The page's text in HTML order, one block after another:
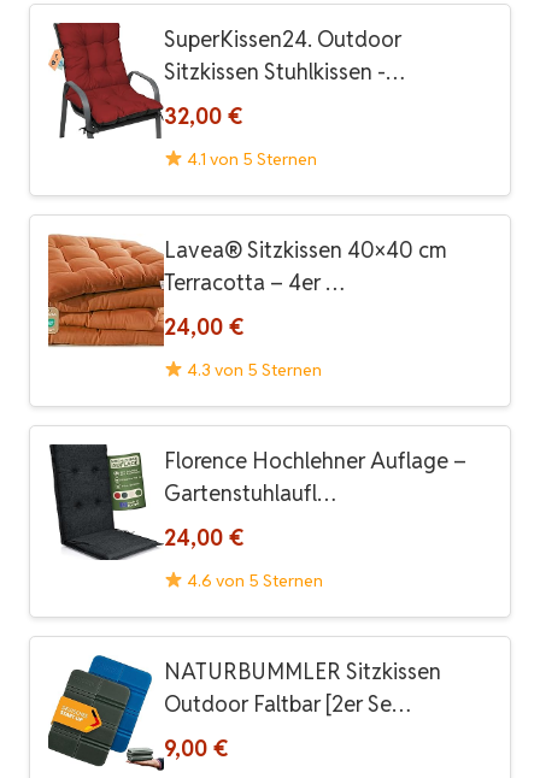
SuperKissen24. Outdoor
Sitzkissen Stuhlkissen -…
32,00 €
4.1 von 5 Sternen
Lavea® Sitzkissen 40×40 cm
Terracotta – 4er …
24,00 €
4.3 von 5 Sternen
Florence Hochlehner Auflage –
Gartenstuhlaufl…
24,00 €
4.6 von 5 Sternen
NATURBUMMLER Sitzkissen
Outdoor Faltbar [2er Se…
9,00 €